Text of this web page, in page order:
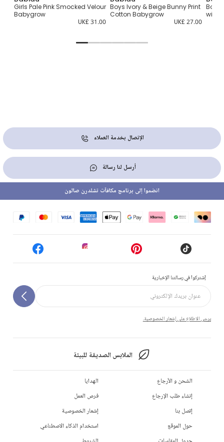
Girls Pale Pink Smocked Velour
Babygrow
UK£ 31.00
Boys Ivory & Beige Bunny Print
Cotton Babygrow
UK£ 27.00
Boys
with
الإتصال بخدمة العملاء
أرسل لنا رسالة
إشتركوا في رسالتنا الإخبارية
يرجى الاطلاع على إشعار الخصوصية.
الملابس الصديقة للبيئة
انضموا إلى برنامج مكافآت تشلدرن صالون
الشحن و الأرجاع
إنشاء طلب الإرجاع
إتصل بنا
حول الموقع
الهدايا
فرص العمل
إشعار الخصوصية
استخدام الذكاء الاصطناعي